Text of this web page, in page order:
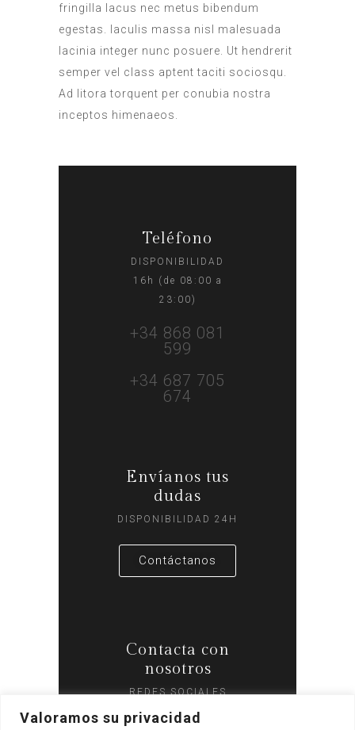
Valoramos su privacidad
fringilla lacus nec metus bibendum
egestas. Iaculis massa nisl malesuada
lacinia integer nunc posuere. Ut hendrerit
semper vel class aptent taciti sociosqu.
Ad litora torquent per conubia nostra
inceptos himenaeos.
Teléfono
DISPONIBILIDAD
16h (de 08:00 a
23:00)
+34 868 081
599
+34 687 705
674
Envíanos tus
dudas
DISPONIBILIDAD 24H
Contáctanos
Contacta con
nosotros
REDES SOCIALES